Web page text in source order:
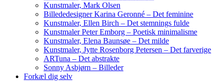
Kunstmaler, Mark Olsen
Billededesigner Karina Geronné – Det feminine
Kunstmaler, Ellen Birch – Det stemnings fulde
Kunstmaler Peter Emborg – Poetisk minimalisme
Kunstmaler, Elena Baunsøe – Det milde
Kunstmaler, Jytte Rosenborg Petersen – Det farverige
ARTuna – Det abstrakte
Sonny Asbjørn – Billeder
Forkæl dig selv